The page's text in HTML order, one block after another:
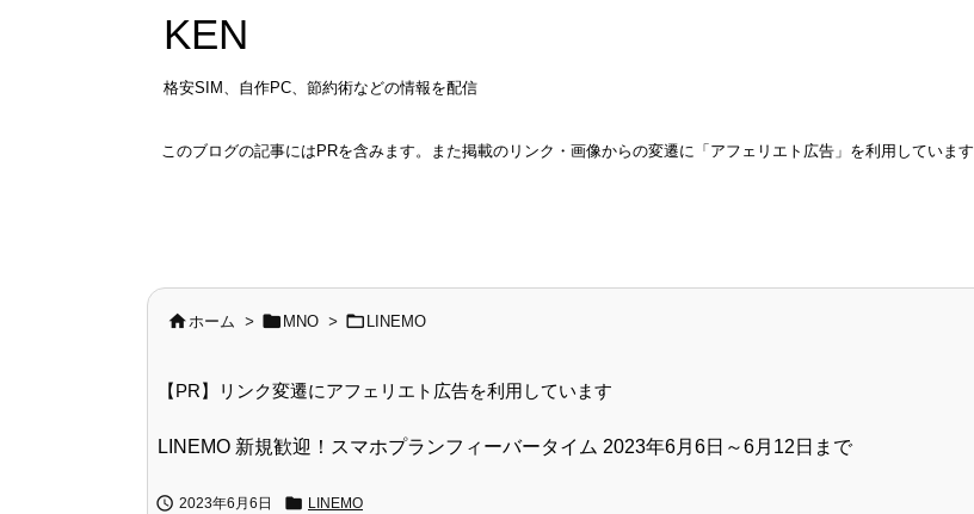
KEN
格安SIM、自作PC、節約術などの情報を配信
このブログの記事にはPRを含みます。また掲載のリンク・画像からの変遷に「アフェリエト広告」を利用しています
 ホーム >  MNO >  LINEMO
【PR】リンク変遷にアフェリエト広告を利用しています
LINEMO 新規歓迎！スマホプランフィーバータイム 2023年6月6日～6月12日まで
 2023年6月6日  LINEMO